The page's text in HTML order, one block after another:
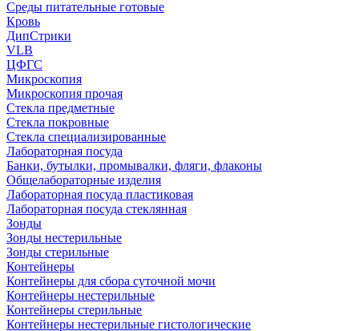
Среды питательные готовые
Кровь
ДипСтрики
VLB
ЦФГС
Микроскопия
Микроскопия прочая
Стекла предметные
Стекла покровные
Стекла специализированные
Лабораторная посуда
Банки, бутылки, промывалки, фляги, флаконы
Общелабораторные изделия
Лабораторная посуда пластиковая
Лабораторная посуда стеклянная
Зонды
Зонды нестерильные
Зонды стерильные
Контейнеры
Контейнеры для сбора суточной мочи
Контейнеры нестерильные
Контейнеры стерильные
Контейнеры нестерильные гистологические